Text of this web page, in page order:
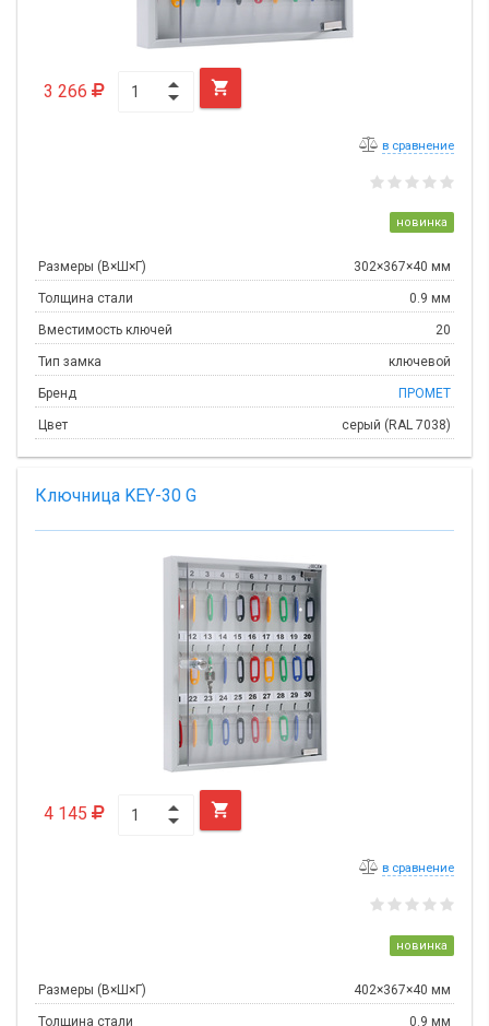
3 266 
в сравнение
новинка
Размеры (В×Ш×Г) 302×367×40 мм
Толщина стали 0.9 мм
Вместимость ключей 20
Тип замка ключевой
Бренд ПРОМЕТ
Цвет серый (RAL 7038)
Ключница KEY-30 G
4 145 
в сравнение
новинка
Размеры (В×Ш×Г) 402×367×40 мм
Толщина стали 0.9 мм